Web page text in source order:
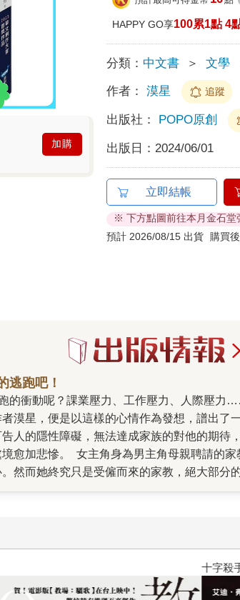
加購
HAPPY GO享100累1點 4
分類： 中文書 ＞ 文學
作者： 漠星 追蹤
出版社： POPO原創
出版日： 2024/06/01
立即結帳
※ 下方點圖前往本月金石堂
預計 2026/08/15 出貨
購買
逃跑吧！
星，便是以這樣的心情作為發想，譜出了
人的隱性障礙，無法達成家族的對他的期
愈加悲慘。 女主角身為男主角母親聘請的
然而她終究只是受僱而來的家教，絕大部分
光最近的距離》後的首部長篇作品。兩部
烈加點微虐心調味料故事的讀者，千萬不要錯
十字殺手【艾迪